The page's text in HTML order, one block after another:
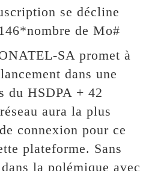
se décline
de Mo#
SA promet à
dans une
du HSDPA + 42
aura la plus
connexion pour ce
plateforme. Sans
la polémique avec